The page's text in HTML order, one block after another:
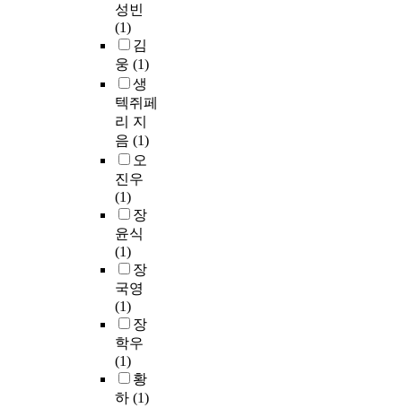
성빈
(1)
김
웅 (1)
생
텍쥐페
리 지
음 (1)
오
진우
(1)
장
윤식
(1)
장
국영
(1)
장
학우
(1)
황
하 (1)